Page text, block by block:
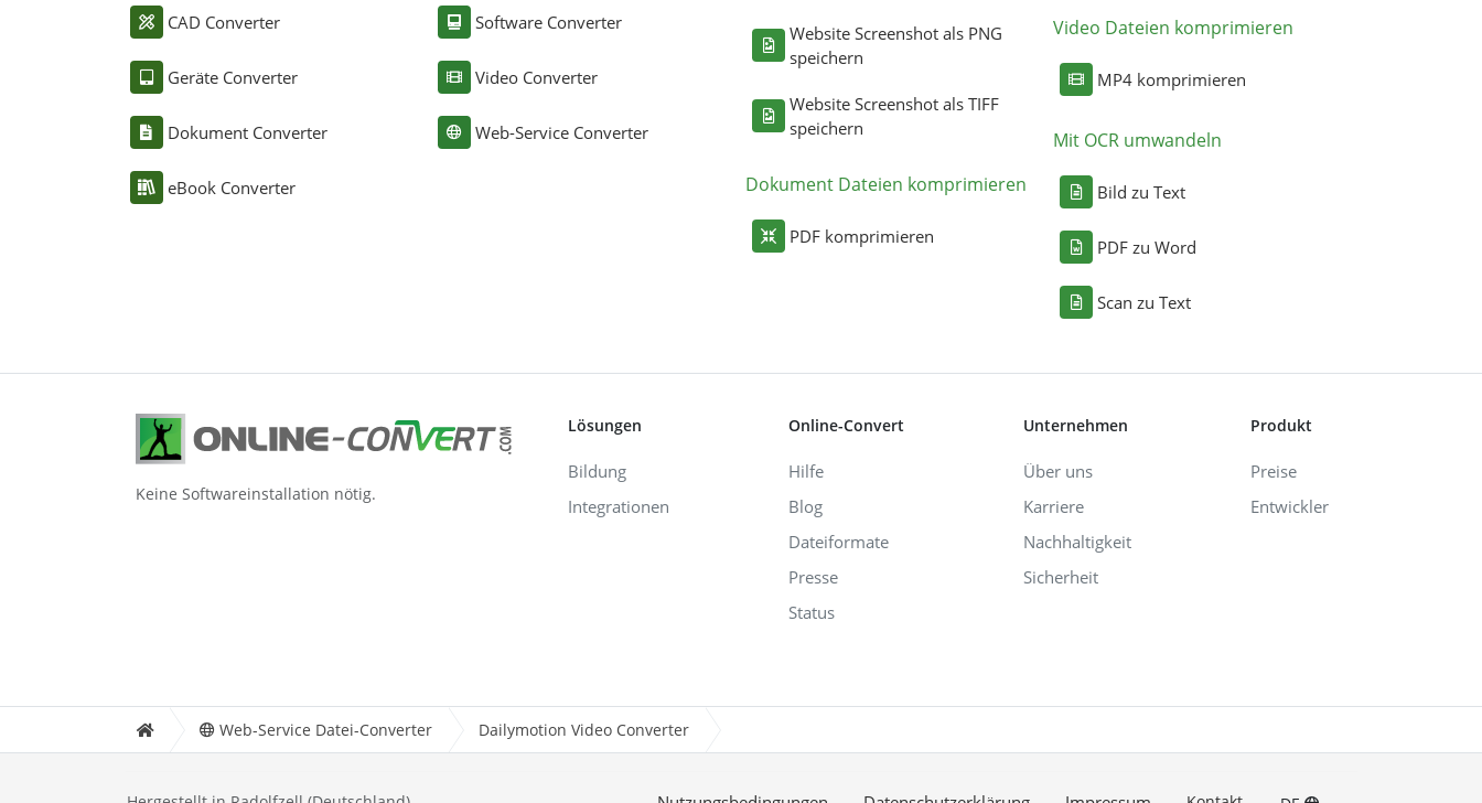
CAD Converter
Geräte Converter
Dokument Converter
eBook Converter
Software Converter
Video Converter
Web-Service Converter
Website Screenshot als PNG
speichern
Website Screenshot als TIFF
speichern
Dokument Dateien komprimieren
PDF komprimieren
Video Dateien komprimieren
MP4 komprimieren
Mit OCR umwandeln
Bild zu Text
PDF zu Word
Scan zu Text
Keine Softwareinstallation nötig.
Lösungen
Bildung
Integrationen
Online-Convert
Hilfe
Blog
Dateiformate
Presse
Status
Unternehmen
Über uns
Karriere
Nachhaltigkeit
Sicherheit
Produkt
Preise
Entwickler
Web-Service Datei-Converter Dailymotion Video Converter